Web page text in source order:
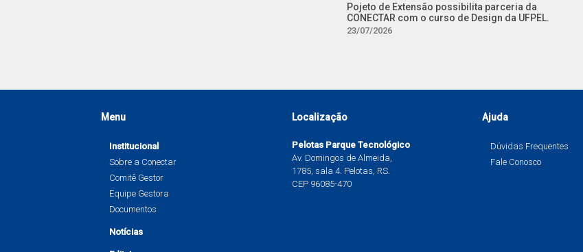
Pojeto de Extensão possibilita parceria da
CONECTAR com o curso de Design da UFPEL.
23/07/2026
Menu
Institucional
Sobre a Conectar
Comitê Gestor
Equipe Gestora
Documentos
Notícias
Localização
Pelotas Parque Tecnológico
Av. Domingos de Almeida,
1785, sala 4. Pelotas, RS.
CEP 96085-470
Ajuda
Dúvidas Frequentes
Fale Conosco